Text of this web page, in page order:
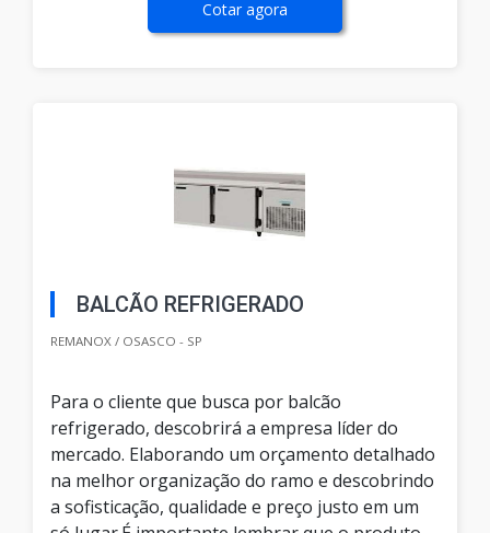
Cotar agora
BALCÃO REFRIGERADO
REMANOX / OSASCO - SP
Para o cliente que busca por balcão
refrigerado, descobrirá a empresa líder do
mercado. Elaborando um orçamento detalhado
na melhor organização do ramo e descobrindo
a sofisticação, qualidade e preço justo em um